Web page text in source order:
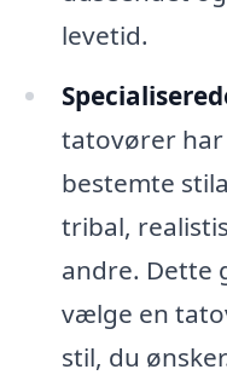
levetid.
tatovører har
bestemte
tribal,
andre. Dette
vælge en
stil, du